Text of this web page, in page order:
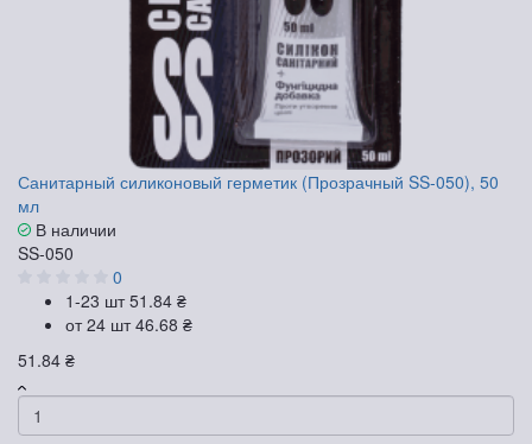
Санитарный силиконовый герметик (Прозрачный SS-050), 50
мл
В наличии
SS-050
0
1-23 шт51.84 ₴
от 24 шт46.68 ₴
51.84 ₴